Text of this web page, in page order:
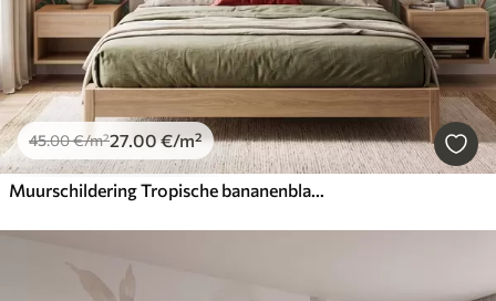
45.00€/m²27.00€/m²
Muurschildering Tropische bananenbladeren met trossen rode koffiebessen, in aquarelstijl